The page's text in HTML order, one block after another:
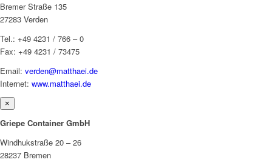
Bremer Straße 135
27283 Verden
Tel.: +49 4231 / 766 – 0
Fax: +49 4231 / 73475
Email: verden@matthaei.de
Internet: www.matthaei.de
×
Griepe Container GmbH
Windhukstraße 20 – 26
28237 Bremen